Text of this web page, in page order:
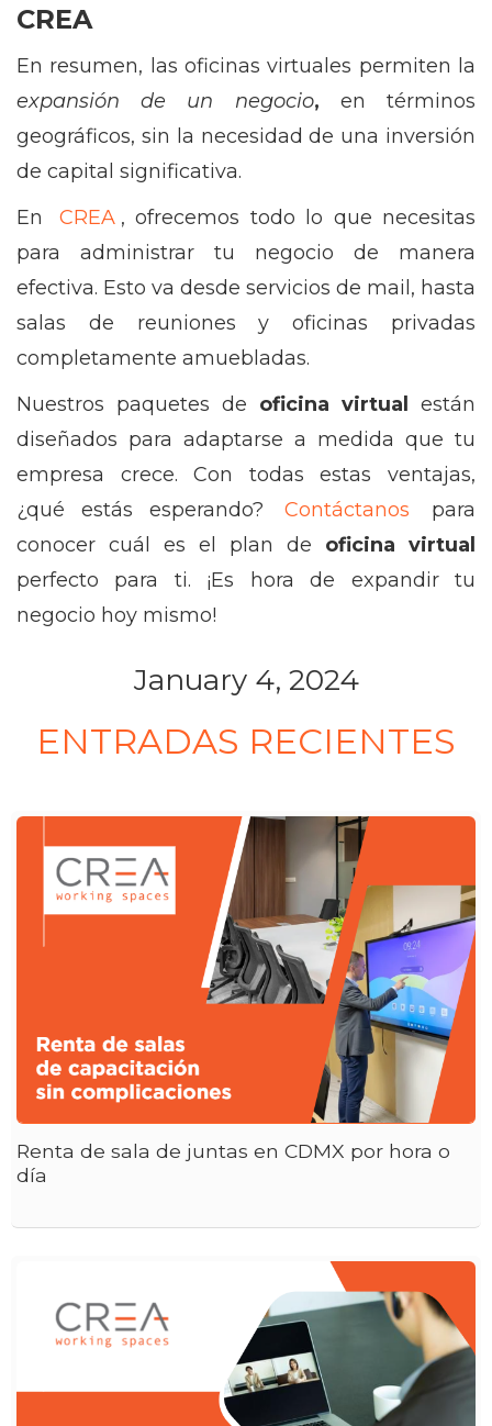
CREA
En resumen, las oficinas virtuales permiten la
expansión de un negocio, en términos
geográficos, sin la necesidad de una inversión
de capital significativa.
En
CREA , ofrecemos todo lo que necesitas
para administrar tu negocio de manera
efectiva. Esto va desde servicios de mail, hasta
salas de reuniones y oficinas privadas
completamente amuebladas.
Nuestros paquetes de oficina virtual
están
diseñados para adaptarse a medida que tu
empresa crece. Con todas estas ventajas,
¿qué estás esperando?
Contáctanos
para
conocer cuál es el plan de oficina virtual
perfecto para ti. ¡Es hora de expandir tu
negocio hoy mismo!
January 4, 2024
ENTRADAS RECIENTES
Renta de sala de juntas en CDMX por hora o
día